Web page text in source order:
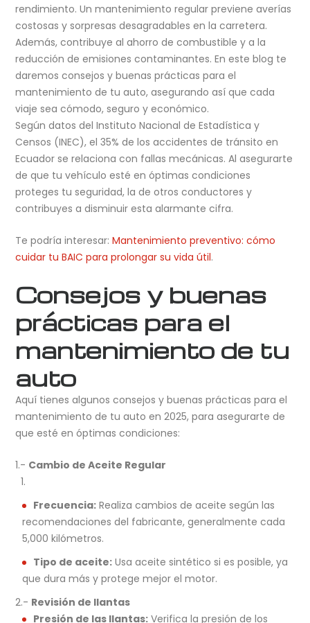
rendimiento. Un mantenimiento regular previene averías
costosas y sorpresas desagradables en la carretera.
Además, contribuye al ahorro de combustible y a la
reducción de emisiones contaminantes. En este blog te
daremos consejos y buenas prácticas para el
mantenimiento de tu auto, asegurando así que cada
viaje sea cómodo, seguro y económico.
Según datos del Instituto Nacional de Estadística y
Censos (INEC), el 35% de los accidentes de tránsito en
Ecuador se relaciona con fallas mecánicas. Al asegurarte
de que tu vehículo esté en óptimas condiciones
proteges tu seguridad, la de otros conductores y
contribuyes a disminuir esta alarmante cifra.
Te podría interesar:Mantenimiento preventivo: cómo
cuidar tu BAIC para prolongar su vida útil.
Consejos y buenas
prácticas para el
mantenimiento de tu
auto
Aquí tienes algunos consejos y buenas prácticas para el
mantenimiento de tu auto en 2025, para asegurarte de
que esté en óptimas condiciones:
1.- Cambio de Aceite Regular
Frecuencia: Realiza cambios de aceite según las
recomendaciones del fabricante, generalmente cada
5,000 kilómetros.
Tipo de aceite: Usa aceite sintético si es posible, ya
que dura más y protege mejor el motor.
2.- Revisión de llantas
Presión de las llantas: Verifica la presión de los